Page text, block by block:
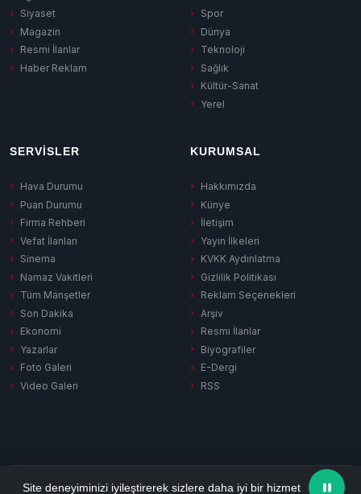
Siyaset
Magazin
Resmi İlanlar
Haber Reklam
Spor
Dünya
Teknoloji
Sağlık
Kültür-Sanat
Yerel
SERVISLER
Hava Durumu
Puan Durumu
Firma Rehberi
Vefat İlanları
Sinema
Namaz Vakitleri
Tüm Manşetler
Son Dakika
Ekonomi
Yazarlar
Foto Galeri
Video Galeri
KURUMSAL
Hakkımızda
Künye
İletişim
Yayın İlkeleri
KVKK Aydınlatma
Gizlilik Politikası
Reklam Seçenekleri
Arşiv
Resmi İlanlar
Biyografiler
E-Dergi
RSS
Gizlilik Politikası KVKK AydınlatmaÇerez PolitikasıRSS
Site deneyiminizi iyileştirerek sizlere daha iyi bir hizmet